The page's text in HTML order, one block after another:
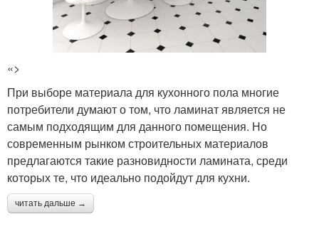
«>
При выборе материала для кухонного пола многие
потребители думают о том, что ламинат является не
самым подходящим для данного помещения. Но
современным рынком строительных материалов
предлагаются такие разновидности ламината, среди
которых те, что идеально подойдут для кухни.
читать дальше →